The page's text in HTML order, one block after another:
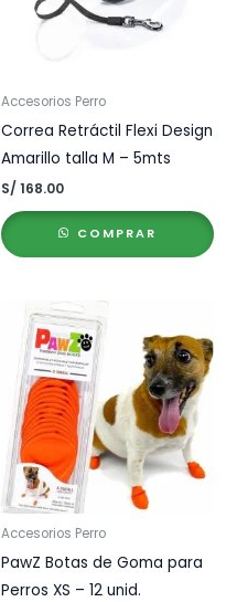
Accesorios Perro
Correa Retráctil Flexi Design
Amarillo talla M – 5mts
S/ 168.00
COMPRAR
Accesorios Perro
PawZ Botas de Goma para
Perros XS – 12 unid.